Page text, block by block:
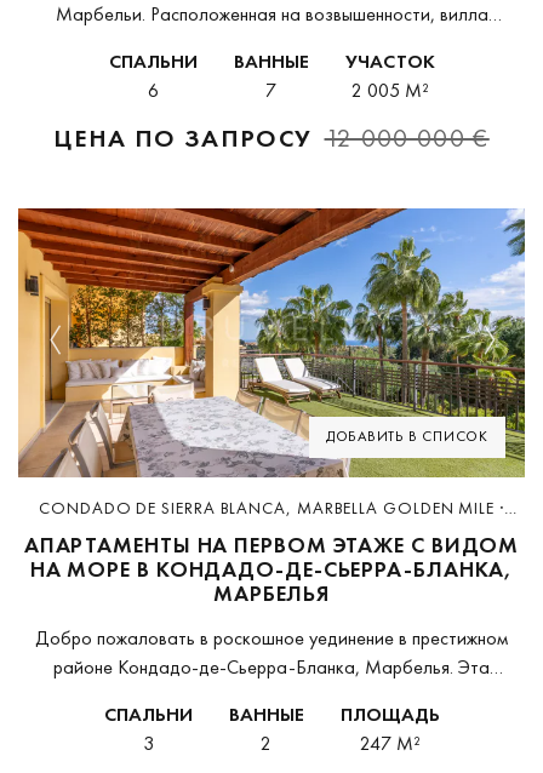
Марбельи. Расположенная на возвышенности, вилла
Бланка и Средиземное море. Сьерра-Бланка известна своей
роскошной недвижимостью и спокойной...
СПАЛЬНИ
6
ВАННЫЕ
7
УЧАСТОК
2 005 M²
ЦЕНА ПО ЗАПРОСУ 12 000 000 €
ДОБАВИТЬ В СПИСОК
Previous Next
CONDADO DE SIERRA BLANCA, MARBELLA GOLDEN MILE ·
D3638
АПАРТАМЕНТЫ НА ПЕРВОМ ЭТАЖЕ С ВИДОМ
НА МОРЕ В КОНДАДО-ДЕ-СЬЕРРА-БЛАНКА,
МАРБЕЛЬЯ
Добро пожаловать в роскошное уединение в престижном
районе Кондадо-де-Сьерра-Бланка, Марбелья. Эта
непревзойденные виды на сверкающее море, обещая образ
жизни в спокойствии и элегантности.Площадь этой...
СПАЛЬНИ
3
ВАННЫЕ
2
ПЛОЩАДЬ
247 M²